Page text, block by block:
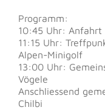
Programm:
10:45 Uhr: Anfahrt
11:15 Uhr:
Alpen-Minigolf
13:00 Uhr:
Vögele
Anschliessend
Chilbi